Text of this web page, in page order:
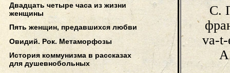
С.
va-t-
Двадцать четыре часа из жизни
женщины
Пять женщин, предавшихся любви
Овидий. Рок. Метаморфозы
История коммунизма в рассказах
для душевнобольных